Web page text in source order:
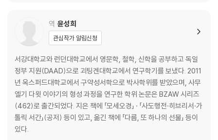
카데스에서 모압 벌판으로 20,1-21,35 _096
모압 벌판에서 약속의 땅으로 이동 준비 22,1-36,13 _102
바알 프오르에서 저질러진 우상숭배 25,1-18 _107
두 번째 인구조사 25,19-26,65 _108
츨롭핫의 딸들의 땅 상속 27,1-11; 36,1-12 _110
여호수아의 승계 27,12-23 _111
정해진 때에 바치는 제물들 28,1-29,39 _111
자발적으로 하는 서원과 서약 30,1-17 _113
미디안과 전쟁 31,1-54 _114
역 윤성희
관심작가 알림신청
서강대학교와 런던대학교에서 영문학, 철학, 신학을 공부하고 독일
정부 지원(DAAD)으로 괴팅겐대학교에서 연구학기를 보냈다. 2011
년 옥스퍼드대학교에서 구약성서학으로 박사학위를 받았으며, 사무
엘기 다윗 이야기의 형성 과정을 연구한 학위 논문은 BZAW 시리즈
(462)로 출간되었다. 지은 책에 「모세오경」 · 「사도행전·히브리서·가
톨릭 서간」(공저) 등이 있고, 옮긴 책에 「다름, 또 하나의 선물」 등이
있다.